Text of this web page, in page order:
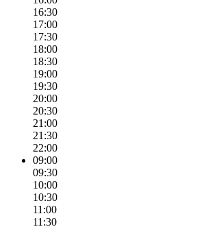
16:30
17:00
17:30
18:00
18:30
19:00
19:30
20:00
20:30
21:00
21:30
22:00
09:00
09:30
10:00
10:30
11:00
11:30